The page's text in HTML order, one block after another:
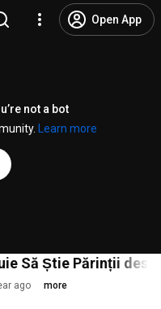
Open App
not a bot
Learn more
Să Știe Părinții
ago more